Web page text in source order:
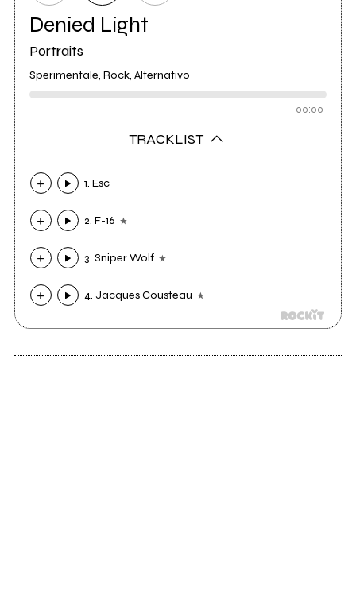
Denied Light
Portraits
Sperimentale, Rock, Alternativo
00:00
TRACKLIST
1. Esc
2. F-16
3. Sniper Wolf
4. Jacques Cousteau